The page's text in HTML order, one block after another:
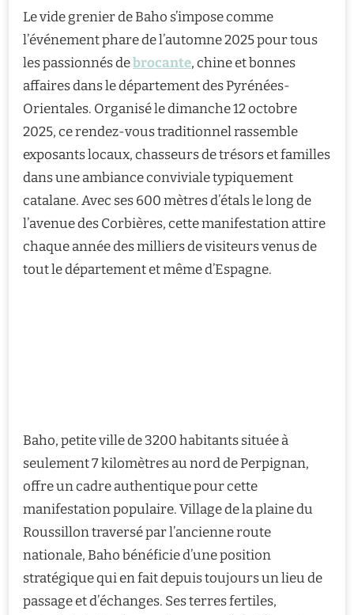
Le vide grenier de Baho s’impose comme
l’événement phare de l’automne 2025 pour tous
les passionnés debrocante, chine et bonnes
affaires dans le département des Pyrénées-
Orientales. Organisé le dimanche 12 octobre
2025, ce rendez-vous traditionnel rassemble
exposants locaux, chasseurs de trésors et familles
dans une ambiance conviviale typiquement
catalane. Avec ses 600 mètres d’étals le long de
l’avenue des Corbières, cette manifestation attire
chaque année des milliers de visiteurs venus de
tout le département et même d’Espagne.
Baho, petite ville de 3200 habitants située à
seulement 7 kilomètres au nord de Perpignan,
offre un cadre authentique pour cette
manifestation populaire. Village de la plaine du
Roussillon traversé par l’ancienne route
nationale, Baho bénéficie d’une position
stratégique qui en fait depuis toujours un lieu de
passage et d’échanges. Ses terres fertiles,